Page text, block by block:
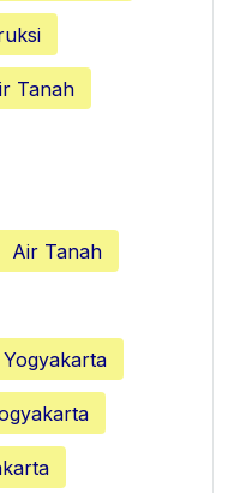
Tanah
Air Tanah